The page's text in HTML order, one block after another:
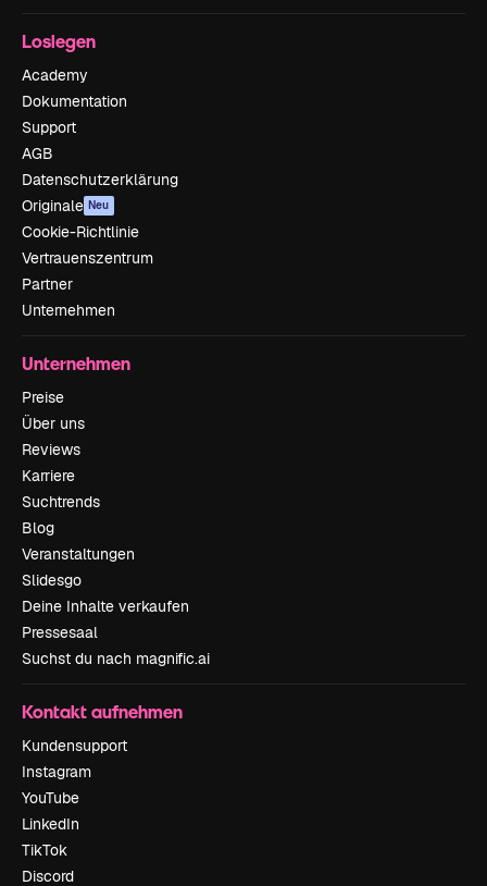
Loslegen
Academy
Dokumentation
Support
AGB
Datenschutzerklärung
Originale Neu
Cookie-Richtlinie
Vertrauenszentrum
Partner
Unternehmen
Unternehmen
Preise
Über uns
Reviews
Karriere
Suchtrends
Blog
Veranstaltungen
Slidesgo
Deine Inhalte verkaufen
Pressesaal
Suchst du nach magnific.ai
Kontakt aufnehmen
Kundensupport
Instagram
YouTube
LinkedIn
TikTok
Discord